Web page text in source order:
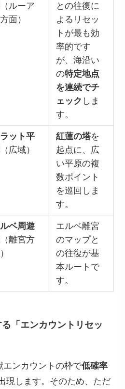
（ルーア
面）
との往復に
よるリセッ
トが最も効
率的です
が、海沿い
の特定地点
を連続でチ
ェック しま
す。
ラット平
（広域）
紅蓮の塔を
起点に、広
い平原の複
数ポイント
を巡回しま
す。
ベ周遊
（離宮方
エルベ離宮
のマップと
の往復が基
本ルートで
す。
「エンカウントリセッ
エンカウントの枠で低確率
現します。そのため、ただ